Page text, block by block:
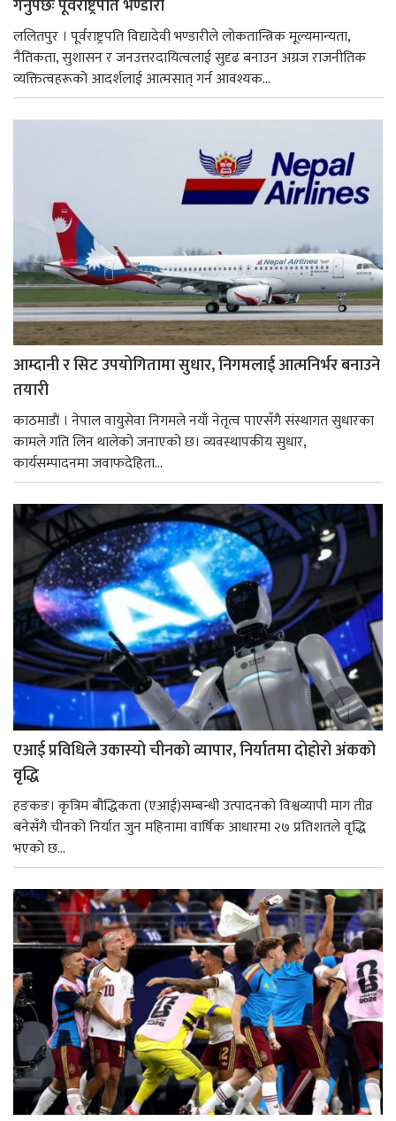
गर्नुपर्छः पूर्वराष्ट्रपति भण्डारी
ललितपुर । पूर्वराष्ट्रपति विद्यादेवी भण्डारीले लोकतान्त्रिक मूल्यमान्यता,
नैतिकता, सुशासन र जनउत्तरदायित्वलाई सुदृढ बनाउन अग्रज राजनीतिक
व्यक्तित्वहरूको आदर्शलाई आत्मसात् गर्न आवश्यक...
आम्दानी र सिट उपयोगितामा सुधार, निगमलाई आत्मनिर्भर बनाउने
तयारी
काठमाडाैं । नेपाल वायुसेवा निगमले नयाँ नेतृत्व पाएसँगै संस्थागत सुधारका
कामले गति लिन थालेको जनाएको छ। व्यवस्थापकीय सुधार,
कार्यसम्पादनमा जवाफदेहिता...
एआई प्रविधिले उकास्यो चीनको व्यापार, निर्यातमा दोहोरो अंकको
वृद्धि
हङकङ। कृत्रिम बौद्धिकता (एआई)सम्बन्धी उत्पादनको विश्वव्यापी माग तीव्र
बनेसँगै चीनको निर्यात जुन महिनामा वार्षिक आधारमा २७ प्रतिशतले वृद्धि
भएको छ...